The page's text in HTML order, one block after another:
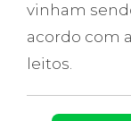
vinham
acordo com
leitos.